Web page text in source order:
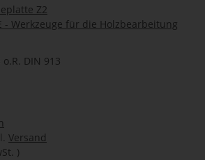
Z2
- Werkzeuge für die Holzbearbeitung
o.R. DIN 913
Versand
)